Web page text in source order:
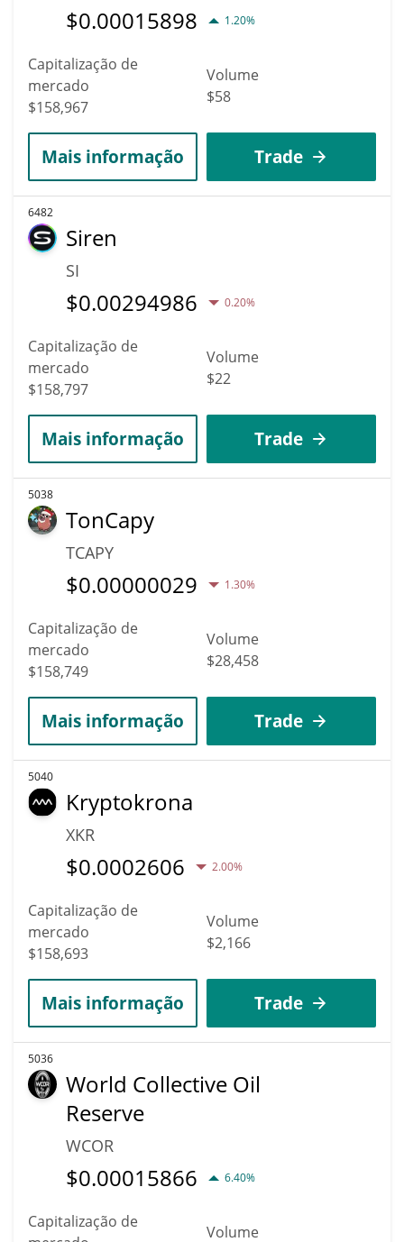
$0.00015898 1.20%
Capitalização de
mercado
$158,967
Volume
$58
Mais informação Trade
6482
Siren
SI
$0.00294986 0.20%
Capitalização de
mercado
$158,797
Volume
$22
Mais informação Trade
5038
TonCapy
TCAPY
$0.00000029 1.30%
Capitalização de
mercado
$158,749
Volume
$28,458
Mais informação Trade
5040
Kryptokrona
XKR
$0.0002606 2.00%
Capitalização de
mercado
$158,693
Volume
$2,166
Mais informação Trade
5036
World Collective Oil
Reserve
WCOR
$0.00015866 6.40%
Capitalização de
Volume